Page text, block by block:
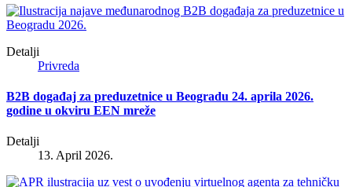
Detalji
Privreda
B2B događaj za preduzetnice u Beogradu 24. aprila 2026.
godine u okviru EEN mreže
Detalji
13. April 2026.